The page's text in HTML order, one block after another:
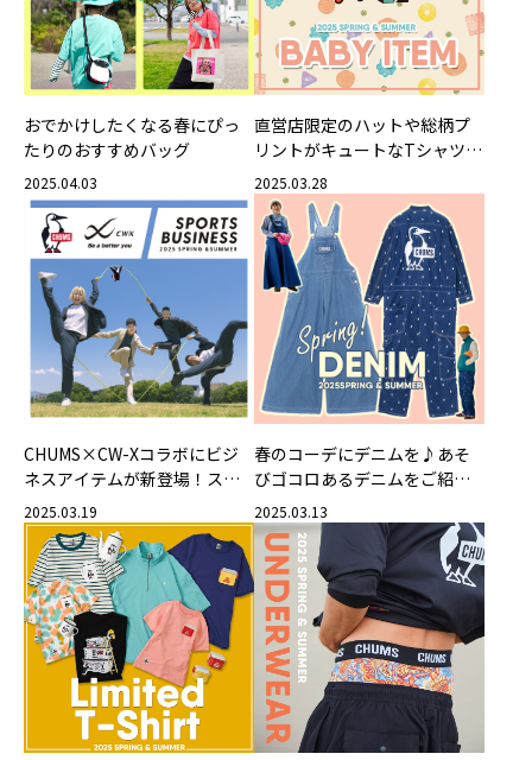
おでかけしたくなる春にぴっ
たりのおすすめバッグ
2025.04.03
直営店限定のハットや総柄プ
リントがキュートなTシャツ・
ロンパースなどギフトにもぴ
ったりなベビーアイテム
2025.03.28
CHUMS×CW-Xコラボにビジ
ネスアイテムが新登場！スポ
ーツアイテムの新柄も！
2025.03.19
春のコーデにデニムを♪あそ
びゴコロあるデニムをご紹
介！
2025.03.13